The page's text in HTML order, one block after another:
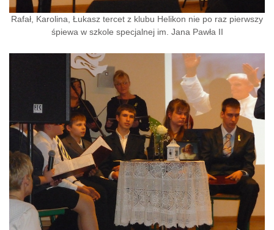
Rafał, Karolina, Łukasz tercet z klubu Helikon nie po raz pierwszy
śpiewa w szkole specjalnej im. Jana Pawła II